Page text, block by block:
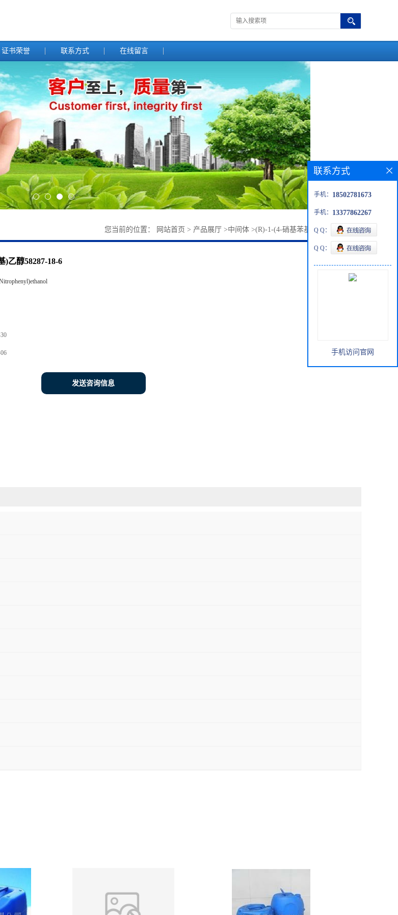
证书荣誉 联系方式 在线留言
您当前的位置： 网站首页 > 产品展厅 >中间体 >(R)-1-(4-硝基苯基)乙醇58287-18-6
)乙醇58287-18-6
发送咨询信息
联系方式
手机： 18502781673
手机： 13377862267
Q Q：
Q Q：
手机访问官网